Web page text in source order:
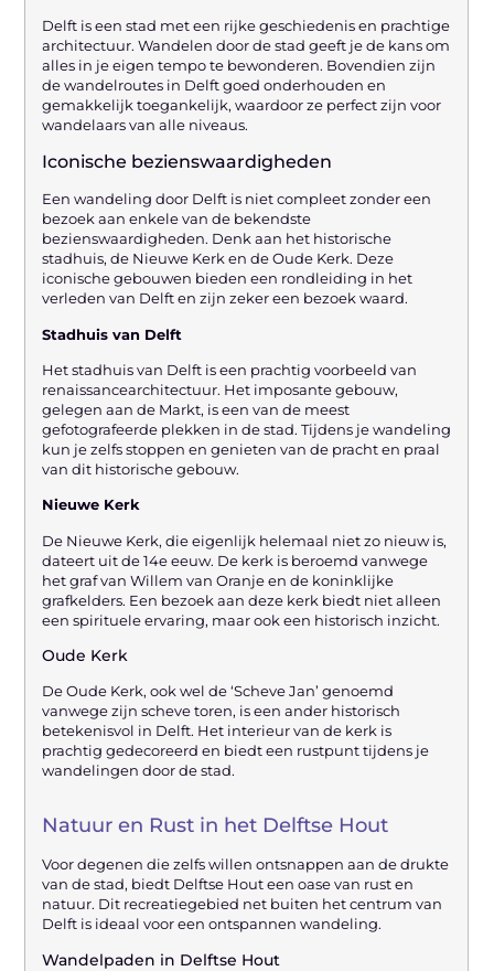
Delft is een stad met een rijke geschiedenis en prachtige
architectuur. Wandelen door de stad geeft je de kans om
alles in je eigen tempo te bewonderen. Bovendien zijn
de wandelroutes in Delft goed onderhouden en
gemakkelijk toegankelijk, waardoor ze perfect zijn voor
wandelaars van alle niveaus.
Iconische bezienswaardigheden
Een wandeling door Delft is niet compleet zonder een
bezoek aan enkele van de bekendste
bezienswaardigheden. Denk aan het historische
stadhuis, de Nieuwe Kerk en de Oude Kerk. Deze
iconische gebouwen bieden een rondleiding in het
verleden van Delft en zijn zeker een bezoek waard.
Stadhuis van Delft
Het stadhuis van Delft is een prachtig voorbeeld van
renaissancearchitectuur. Het imposante gebouw,
gelegen aan de Markt, is een van de meest
gefotografeerde plekken in de stad. Tijdens je wandeling
kun je zelfs stoppen en genieten van de pracht en praal
van dit historische gebouw.
Nieuwe Kerk
De Nieuwe Kerk, die eigenlijk helemaal niet zo nieuw is,
dateert uit de 14e eeuw. De kerk is beroemd vanwege
het graf van Willem van Oranje en de koninklijke
grafkelders. Een bezoek aan deze kerk biedt niet alleen
een spirituele ervaring, maar ook een historisch inzicht.
Oude Kerk
De Oude Kerk, ook wel de ‘Scheve Jan’ genoemd
vanwege zijn scheve toren, is een ander historisch
betekenisvol in Delft. Het interieur van de kerk is
prachtig gedecoreerd en biedt een rustpunt tijdens je
wandelingen door de stad.
Natuur en Rust in het Delftse Hout
Voor degenen die zelfs willen ontsnappen aan de drukte
van de stad, biedt Delftse Hout een oase van rust en
natuur. Dit recreatiegebied net buiten het centrum van
Delft is ideaal voor een ontspannen wandeling.
Wandelpaden in Delftse Hout